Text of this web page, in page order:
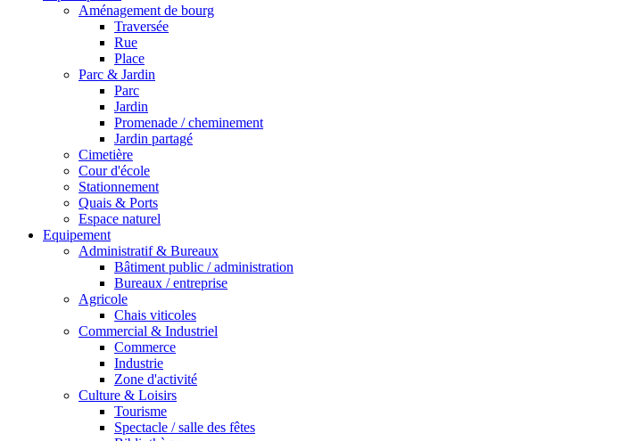
Aménagement de bourg
Traversée
Rue
Place
Parc & Jardin
Parc
Jardin
Promenade / cheminement
Jardin partagé
Cimetière
Cour d'école
Stationnement
Quais & Ports
Espace naturel
Equipement
Administratif & Bureaux
Bâtiment public / administration
Bureaux / entreprise
Agricole
Chais viticoles
Commercial & Industriel
Commerce
Industrie
Zone d'activité
Culture & Loisirs
Tourisme
Spectacle / salle des fêtes